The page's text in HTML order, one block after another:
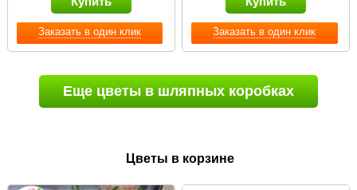
Заказать в один клик Заказать в один клик
Еще цветы в шляпных коробках
Цветы в корзине